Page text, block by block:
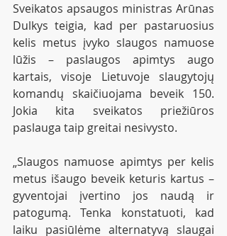
Sveikatos apsaugos ministras Arūnas
Dulkys teigia, kad per pastaruosius
kelis metus įvyko slaugos namuose
lūžis – paslaugos apimtys augo
kartais, visoje Lietuvoje slaugytojų
komandų skaičiuojama beveik 150.
Jokia kita sveikatos priežiūros
paslauga taip greitai nesivysto.
„Slaugos namuose apimtys per kelis
metus išaugo beveik keturis kartus –
gyventojai įvertino jos naudą ir
patogumą. Tenka konstatuoti, kad
laiku pasiūlėme alternatyvą slaugai